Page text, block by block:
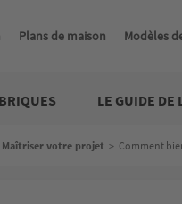
Plans de maison Modèles
LE GUIDE DE
Maîtriser votre projet > Comment